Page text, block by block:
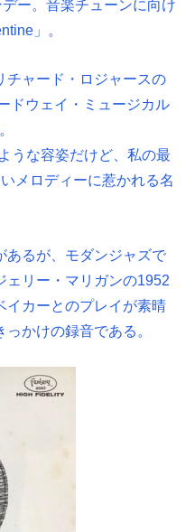
ー。音楽チューンに向け
」。
チャード・ロジャースの
ドウェイ・ミュージカル
うな容姿だけど、私の最
メロディーに惹かれる名
あるが、モダンジャズで
ェリー・マリガンの1952
イカーとのプレイが素晴
かけの録音である。